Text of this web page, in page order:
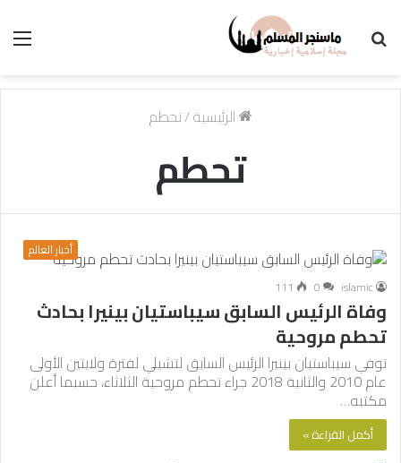
الرئيسية/تحطم
تحطم
أخبار العالم
islamic
0
111
وفاة الرئيس السابق سيباستيان بينيرا بحادث
تحطم مروحية
توفي سيباستيان بينيرا الرئيس السابق لتشيلي لفترة ولايتين الأولى
عام 2010 والثانية 2018 جراء تحطم مروحية الثلاثاء، حسبما أعلن
مكتبه…
أكمل القراءة »